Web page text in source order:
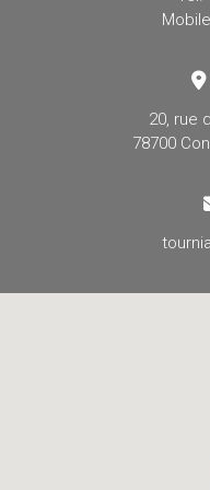
20, rue
78700